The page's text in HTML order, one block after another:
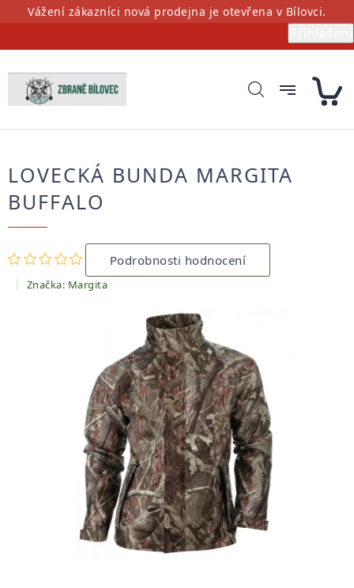
PřejítVážení zákazníci nová prodejna je otevřena v Bílovci.
LOVECKÁ BUNDA MARGITA
BUFFALO
Průměrné
hodnocení
produktu
je
hvězdiček.
Podrobnosti hodnocení
Značka: Margita